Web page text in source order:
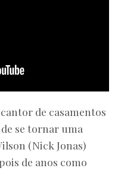
de casamentos
se tornar uma
(Nick Jonas)
de anos como